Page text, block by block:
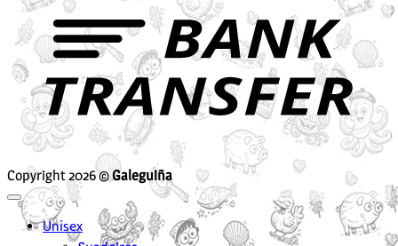
Copyright 2026 ©Galeguiña
Unisex